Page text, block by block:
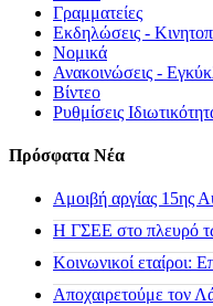
Γραμματείες
Εκδηλώσεις -
Νομικά
Ανακοινώσεις -
Βίντεο
Ρυθμίσεις
Πρόσφατα Νέα
Αμοιβή αργίας 15ης
H ΓΣΕΕ στο πλευρό
Κοινωνικοί εταίροι:
Αποχαιρετούμε τον